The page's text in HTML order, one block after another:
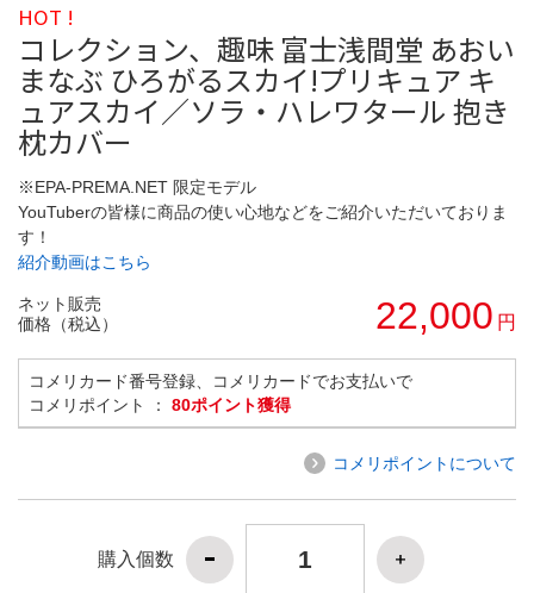
HOT !
コレクション、趣味 富士浅間堂 あおい
まなぶ ひろがるスカイ!プリキュア キ
ュアスカイ／ソラ・ハレワタール 抱き
枕カバー
※EPA-PREMA.NET 限定モデル
YouTuberの皆様に商品の使い心地などをご紹介いただいておりま
す！
紹介動画はこちら
ネット販売
価格（税込）
22,000 円
コメリカード番号登録、コメリカードでお支払いで
コメリポイント ： 80ポイント獲得
コメリポイントについて
購入個数